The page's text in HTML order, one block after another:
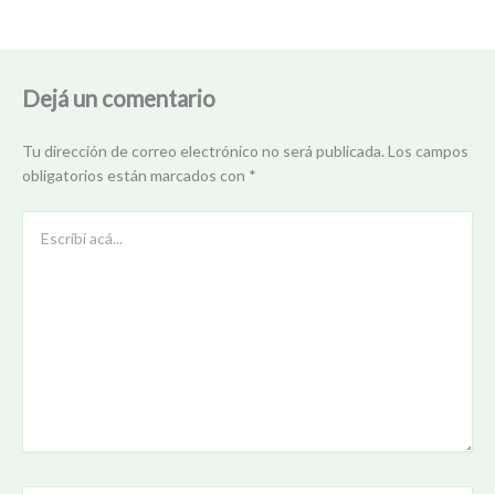
Dejá un comentario
Tu dirección de correo electrónico no será publicada. Los campos
obligatorios están marcados con *
acá...